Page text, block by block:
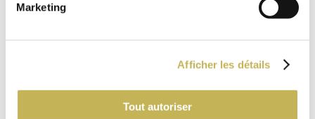
Marketing
Afficher les détails
Tout autoriser